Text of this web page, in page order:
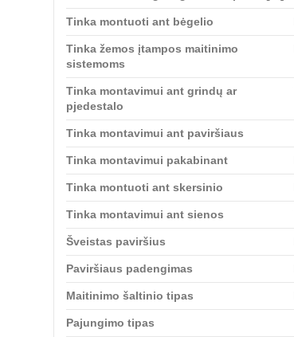
Tinka montuoti ant bėgelio
Tinka žemos įtampos maitinimo
sistemoms
Tinka montavimui ant grindų ar
pjedestalo
Tinka montavimui ant paviršiaus
Tinka montavimui pakabinant
Tinka montuoti ant skersinio
Tinka montavimui ant sienos
Šveistas paviršius
Paviršiaus padengimas
Maitinimo šaltinio tipas
Pajungimo tipas